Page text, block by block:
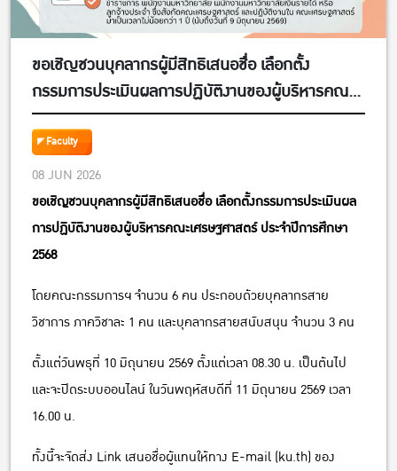
ขอเชิญชวนบุคลากรผู้มีสิทธิเสนอชื่อ เลือกตั้ง
กรรมการประเมินผลการปฏิบัติงานของผู้บริหารคณะ
เศรษฐศาสตร์ ประจำปีการศึกษา 2568
Faculty
08 JUN 2026
ขอเชิญชวนบุคลากรผู้มีสิทธิเสนอชื่อ เลือกตั้งกรรมการประเมินผล
การปฏิบัติงานของผู้บริหารคณะเศรษฐศาสตร์ ประจำปีการศึกษา
2568
โดยคณะกรรมการฯ จำนวน 6 คน ประกอบด้วยบุคลากรสาย
วิชาการ ภาควิชาละ 1 คน และบุคลากรสายสนับสนุน จำนวน 3 คน
ตั้งแต่วันพธุที่ 10 มิถุนายน 2569 ตั้งแต่เวลา 08.30 น. เป็นต้นไป
และจะปิดระบบออนไลน์ ในวันพฤหัสบดีที่ 11 มิถุนายน 2569 เวลา
16.00 น.
ทั้งนี้จะจัดส่ง Link เสนอชื่อผู้แทนให้ทาง E-mail (ku.th) ของ